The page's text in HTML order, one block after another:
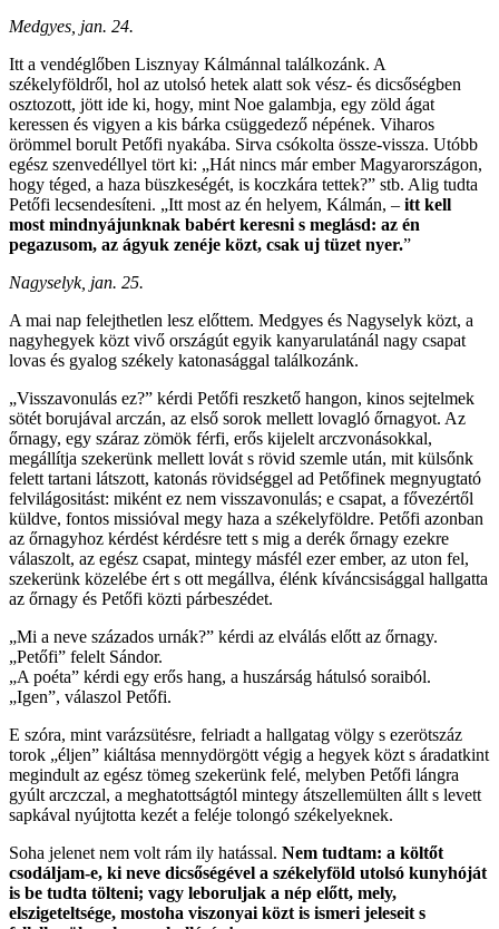
Medgyes, jan. 24.
Itt a vendéglőben Lisznyay Kálmánnal találkozánk. A
székelyföldről, hol az utolsó hetek alatt sok vész- és dicsőségben
osztozott, jött ide ki, hogy, mint Noe galambja, egy zöld ágat
keressen és vigyen a kis bárka csüggedező népének. Viharos
örömmel borult Petőfi nyakába. Sirva csókolta össze-vissza. Utóbb
egész szenvedéllyel tört ki: „Hát nincs már ember Magyarországon,
hogy téged, a haza büszkeségét, is koczkára tettek?” stb. Alig tudta
Petőfi lecsendesíteni. „Itt most az én helyem, Kálmán, – itt kell
most mindnyájunknak babért keresni s meglásd: az én
pegazusom, az ágyuk zenéje közt, csak uj tüzet nyer.”
Nagyselyk, jan. 25.
A mai nap felejthetlen lesz előttem. Medgyes és Nagyselyk közt, a
nagyhegyek közt vivő országút egyik kanyarulatánál nagy csapat
lovas és gyalog székely katonasággal találkozánk.
„Visszavonulás ez?” kérdi Petőfi reszkető hangon, kinos sejtelmek
sötét borujával arczán, az első sorok mellett lovagló őrnagyot. Az
őrnagy, egy száraz zömök férfi, erős kijelelt arczvonásokkal,
megállítja szekerünk mellett lovát s rövid szemle után, mit külsőnk
felett tartani látszott, katonás rövidséggel ad Petőfinek megnyugtató
felvilágositást: miként ez nem visszavonulás; e csapat, a fővezértől
küldve, fontos missióval megy haza a székelyföldre. Petőfi azonban
az őrnagyhoz kérdést kérdésre tett s mig a derék őrnagy ezekre
válaszolt, az egész csapat, mintegy másfél ezer ember, az uton fel,
szekerünk közelébe ért s ott megállva, élénk kíváncsisággal hallgatta
az őrnagy és Petőfi közti párbeszédet.
„Mi a neve százados urnák?” kérdi az elválás előtt az őrnagy.
„Petőfi” felelt Sándor.
„A poéta” kérdi egy erős hang, a huszárság hátulsó soraiból.
„Igen”, válaszol Petőfi.
E szóra, mint varázsütésre, felriadt a hallgatag völgy s ezerötszáz
torok „éljen” kiáltása mennydörgött végig a hegyek közt s áradatkint
megindult az egész tömeg szekerünk felé, melyben Petőfi lángra
gyúlt arczczal, a meghatottságtól mintegy átszellemülten állt s levett
sapkával nyújtotta kezét a feléje tolongó székelyeknek.
Soha jelenet nem volt rám ily hatással. Nem tudtam: a költőt
csodáljam-e, ki neve dicsőségével a székelyföld utolsó kunyhóját
is be tudta tölteni; vagy leboruljak a nép előtt, mely,
elszigeteltsége, mostoha viszonyai közt is ismeri jeleseit s